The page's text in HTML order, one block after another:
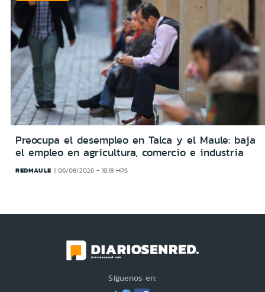
Preocupa el desempleo en Talca y el Maule: baja
el empleo en agricultura, comercio e industria
REDMAULE 06/08/2026 - 19:18 HRS
Síguenos en: